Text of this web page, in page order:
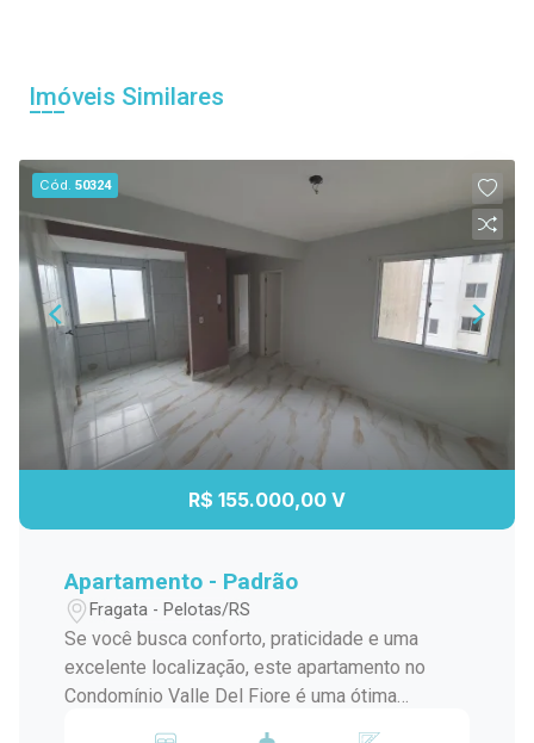
Imóveis Similares
Cód.50324
R$ 155.000,00 V
Apartamento - Padrão
Fragata - Pelotas/RS
Se você busca conforto, praticidade e uma
excelente localização, este apartamento no
Condomínio Valle Del Fiore é uma ótima